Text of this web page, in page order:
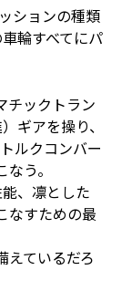
ションの種類
輪すべてにパ
チックトラン
ギアを操り、
ルクコンバー
う。
、凛とした
なすための最
えているだろ